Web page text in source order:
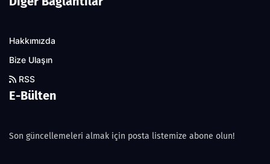
Hakkımızda
Bize Ulaşın
RSS
E-Bülten
Son güncellemeleri almak için posta listemize abone olun!